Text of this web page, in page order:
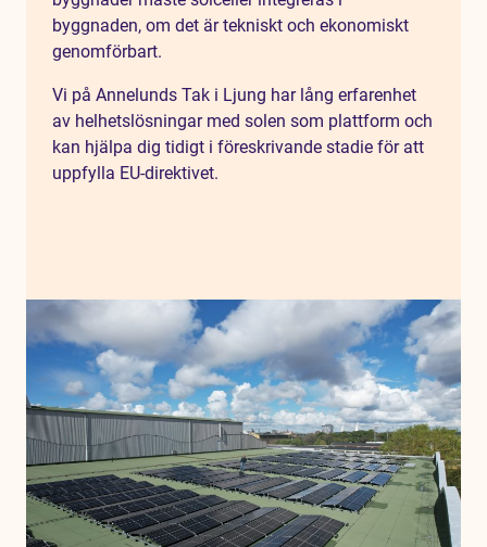
byggnaden, om det är tekniskt och ekonomiskt
genomförbart.
Vi på Annelunds Tak i Ljung har lång erfarenhet
av helhetslösningar med solen som plattform och
kan hjälpa dig tidigt i föreskrivande stadie för att
uppfylla EU-direktivet.